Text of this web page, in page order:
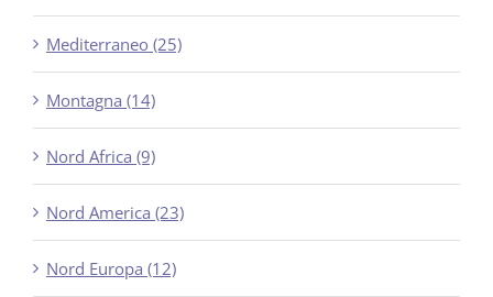
Mediterraneo (25)
Montagna (14)
Nord Africa (9)
Nord America (23)
Nord Europa (12)